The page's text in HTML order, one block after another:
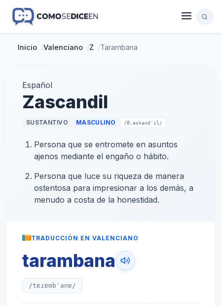
Inicio /Valenciano /Z /Tarambana
Español
Zascandil
SUSTANTIVO MASCULINO /θˌaskandˈil/
Persona que se entromete en asuntos
ajenos mediante el engaño o hábito.
Persona que luce su riqueza de manera
ostentosa para impresionar a los demás, a
menudo a costa de la honestidad.
TRADUCCIÓN EN VALENCIANO
tarambana
/tɐɾɐmbˈanɐ/